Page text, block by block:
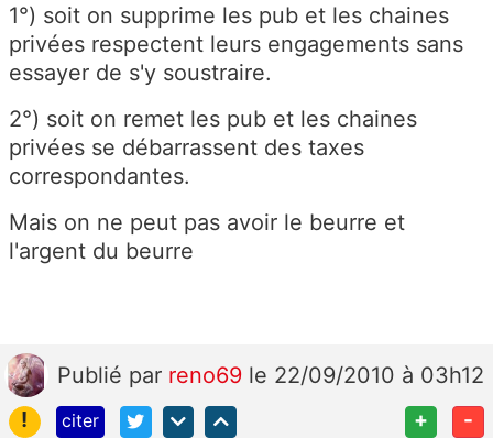
1°) soit on supprime les pub et les chaines
privées respectent leurs engagements sans
essayer de s'y soustraire.
2°) soit on remet les pub et les chaines
privées se débarrassent des taxes
correspondantes.
Mais on ne peut pas avoir le beurre et
l'argent du beurre
Publié par reno69 le 22/09/2010 à 03h12
!
citer + -